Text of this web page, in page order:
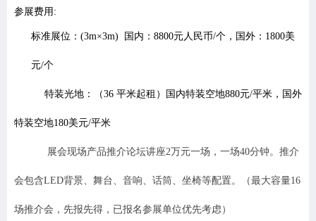
参展费用:
标准展位：(3m×3m) 国内：8800元人民币/个，国外：1800美
元/个
特装光地：（36 平米起租）国内特装空地880元/平米，国外
特装空地180美元/平米
展会现场产品推介论坛讲座2万元一场，一场40分钟。推介
会包含LED背景、舞台、音响、话筒、坐椅等配置。（最大容量16
场推介会，先报先得，已报名参展单位优先考虑）